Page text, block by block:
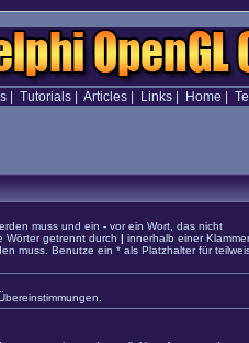
| Tutorials| Articles| Links| Home
muss und ein - vor ein Wort, das nicht
Wörter getrennt durch | innerhalb einer
muss. Benutze ein * als Platzhalter für